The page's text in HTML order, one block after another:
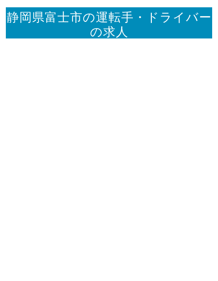
静岡県富士市の運転手・ドライバー
の求人